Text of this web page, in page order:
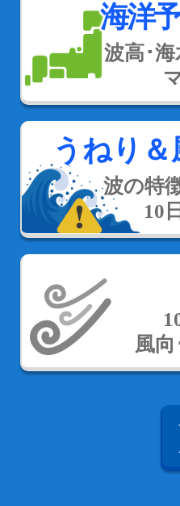
海洋
波高･
うねり
波の特
10
風